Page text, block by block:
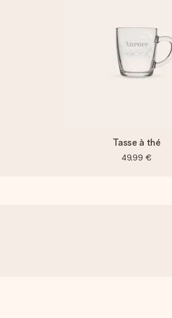
Tasse à thé
49,99 €